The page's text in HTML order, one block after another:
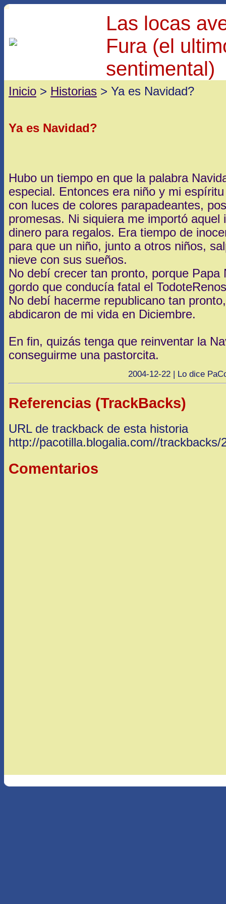
Las locas
Fura (el
sentimental)
Inicio > Historias > Ya es Navidad?
Ya es Navidad?
Hubo un tiempo en que la palabra
especial. Entonces era niño y mi
con luces de colores parapadeantes,
promesas. Ni siquiera me importó aquel
dinero para regalos. Era tiempo de
para que un niño, junto a otros niños,
nieve con sus sueños.
No debí crecer tan pronto, porque Papa
gordo que conducía fatal el
No debí hacerme republicano tan
abdicaron de mi vida en Diciembre.
En fin, quizás tenga que reinventar la
conseguirme una pastorcita.
2004-12-22 | Lo dice
Referencias (TrackBacks)
URL de trackback de esta historia
http://pacotilla.blogalia.com//trackbacks/
Comentarios